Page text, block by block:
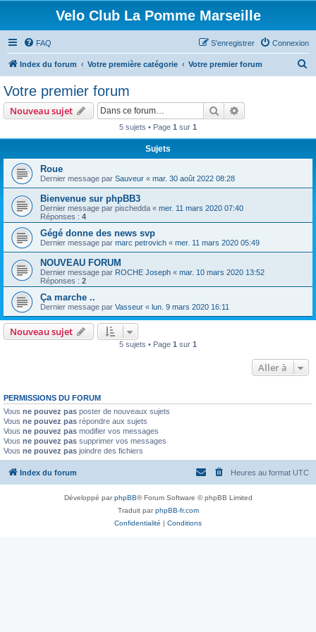
Velo Club La Pomme Marseille
FAQ Connexion
S’enregistrer
Index du forum Votre première catégorie Votre premier forum
Votre premier forum
Nouveau sujet Rechercher
5 sujets • Page 1 sur 1
Sujets
Roue
Dernier message par Sauveur « mar. 30 août 2022 08:28
Bienvenue sur phpBB3
Dernier message par pischedda « mer. 11 mars 2020 07:40
Réponses : 4
Gégé donne des news svp
Dernier message par marc petrovich « mer. 11 mars 2020 05:49
NOUVEAU FORUM
Dernier message par ROCHE Joseph « mar. 10 mars 2020 13:52
Réponses : 2
Ça marche ..
Dernier message par Vasseur « lun. 9 mars 2020 16:11
Nouveau sujet
5 sujets • Page 1 sur 1
Aller à
PERMISSIONS DU FORUM
Vous ne pouvez pas poster de nouveaux sujets
Vous ne pouvez pas répondre aux sujets
Vous ne pouvez pas modifier vos messages
Vous ne pouvez pas supprimer vos messages
Vous ne pouvez pas joindre des fichiers
Index du forum Heures au format UTC
Développé parphpBB® Forum Software © phpBB Limited
Traduit parphpBB-fr.com
Confidentialité | Conditions